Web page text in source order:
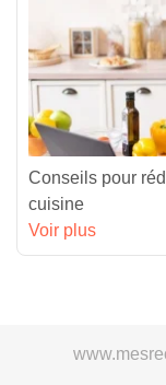
Conseils pour
cuisine
Voir plus